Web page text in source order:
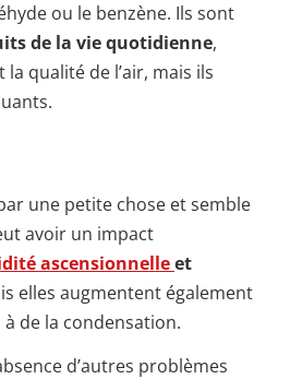
ou le benzène. Ils sont
de la vie quotidienne,
qualité de l’air, mais ils
une petite chose et semble
avoir un impact
ascensionnelleet
elles augmentent également
à de la condensation.
d’autres problèmes